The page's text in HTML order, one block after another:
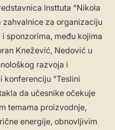
Insttuta “Nikola
zahvalnice za organizaciju
sponzorima, među kojima
Knežević, Nedović u
razvoja i
konferenciju “Teslini
da učesnike očekuje
temama proizvodnje,
energije, obnovljivim